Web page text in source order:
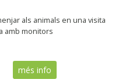
als animals en una visita
amb monitors
més info